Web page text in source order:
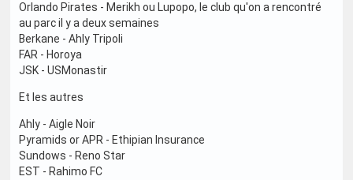
Orlando Pirates - Merikh ou Lupopo, le club qu'on a rencontré
au parc il y a deux semaines
Berkane - Ahly Tripoli
FAR - Horoya
JSK - USMonastir
Et les autres
Ahly - Aigle Noir
Pyramids or APR - Ethipian Insurance
Sundows - Reno Star
EST - Rahimo FC